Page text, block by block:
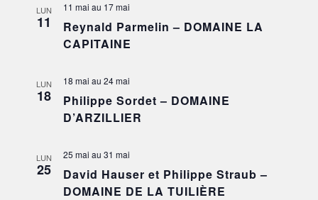
LUN
11
Reynald Parmelin – DOMAINE LA
CAPITAINE
11 mai au 17 mai
LUN
18
Philippe Sordet – DOMAINE
D’ARZILLIER
18 mai au 24 mai
LUN
25
David Hauser et Philippe Straub –
DOMAINE DE LA TUILIÈRE
25 mai au 31 mai